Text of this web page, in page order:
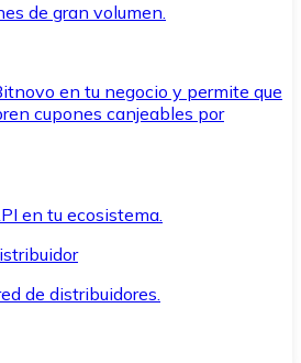
de gran volumen.
en tu negocio y permite que
cupones canjeables por
en tu ecosistema.
de distribuidores.